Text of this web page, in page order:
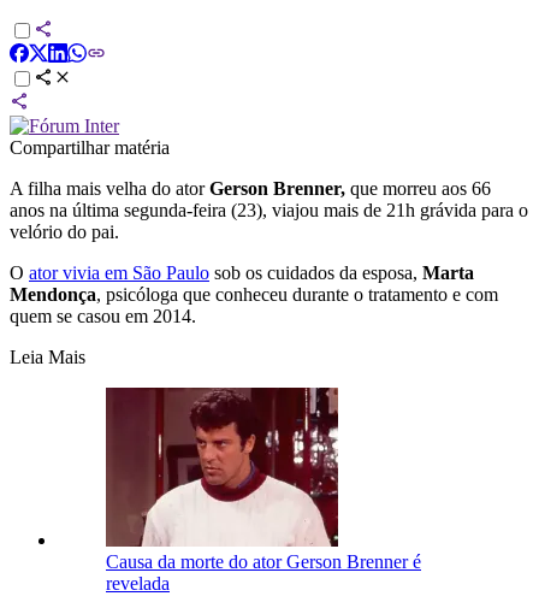
Compartilhar matéria
A filha mais velha do atorGerson Brenner, que morreu aos 66
anos na última segunda-feira (23), viajou mais de 21h grávida para o
velório do pai.
O ator vivia em São Paulo sob os cuidados da esposa, Marta
Mendonça, psicóloga que conheceu durante o tratamento e com
quem se casou em 2014.
Leia Mais
Causa da morte do ator Gerson Brenner é
revelada